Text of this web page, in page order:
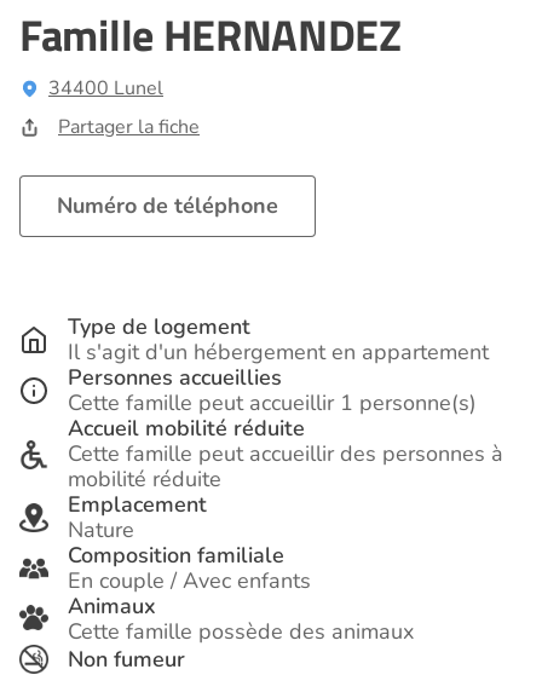
Famille HERNANDEZ
34400 Lunel
Partager la fiche
Numéro de téléphone
Type de logement
Il s'agit d'un hébergement en appartement
Personnes accueillies
Cette famille peut accueillir 1 personne(s)
Accueil mobilité réduite
Cette famille peut accueillir des personnes à
mobilité réduite
Emplacement
Nature
Composition familiale
En couple / Avec enfants
Animaux
Cette famille possède des animaux
Non fumeur